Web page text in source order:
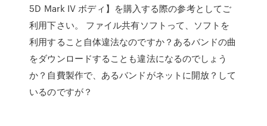
5D Mark IV ボディ】を購入する際の参考としてご
利用下さい。 ファイル共有ソフトって、ソフトを
利用すること自体違法なのですか？あるバンドの曲
をダウンロードすることも違法になるのでしょう
か？自費製作で、あるバンドがネットに開放？して
いるのですが？